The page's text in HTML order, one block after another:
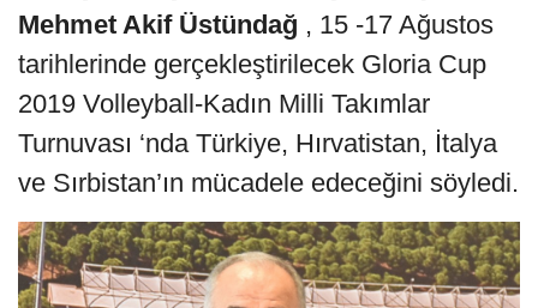
Mehmet Akif Üstündağ , 15 -17 Ağustos
tarihlerinde gerçekleştirilecek Gloria Cup
2019 Volleyball-Kadın Milli Takımlar
Turnuvası ‘nda Türkiye, Hırvatistan, İtalya
ve Sırbistan’ın mücadele edeceğini söyledi.